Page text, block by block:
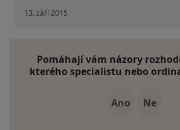
13. září 2015
Pomáhají vám názory
kterého specialistu nebo
Ano Ne